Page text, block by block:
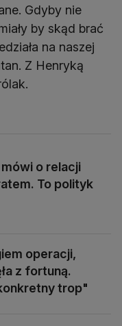
Gdyby nie
by skąd brać
na naszej
Z Henryką
o relacji
To polityk
operacji,
z fortuną.
trop"